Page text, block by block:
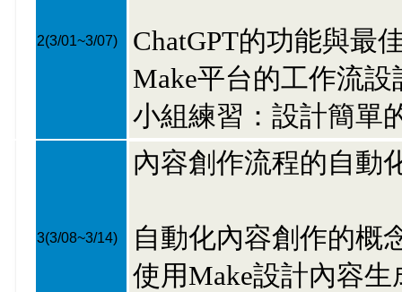
2(3/01~3/07)
ChatGPT的功能與最
Make平台的工作流設
小組練習：設計簡單
3(3/08~3/14)
內容創作流程的自動
自動化內容創作的概
使用Make設計內容生